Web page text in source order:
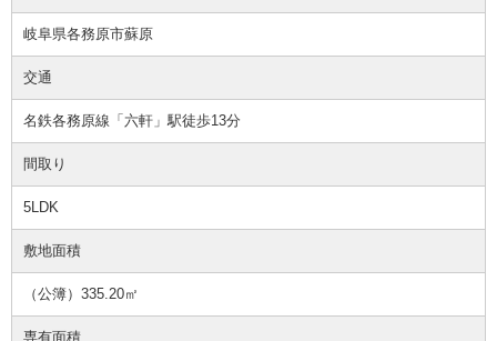
岐阜県各務原市蘇原
交通
名鉄各務原線「六軒」駅徒歩13分
間取り
5LDK
敷地面積
（公簿）335.20㎡
専有面積